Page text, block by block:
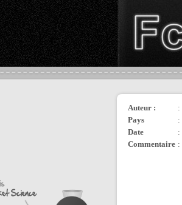
Auteur : :
Pays
:
Date
:
Commentaire :